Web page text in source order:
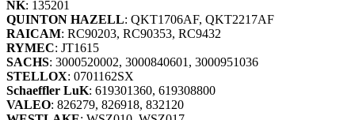
NK: 135201
QUINTON HAZELL: QKT1706AF, QKT2217AF
RAICAM: RC90203, RC90353, RC9432
RYMEC: JT1615
SACHS: 3000520002, 3000840601, 3000951036
STELLOX: 0701162SX
Schaeffler LuK: 619301360, 619308800
VALEO: 826279, 826918, 832120